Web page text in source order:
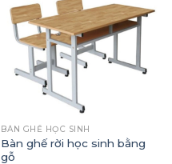
BÀN GHẾ HỌC SINH
Bàn ghế rời học sinh bằng
gỗ